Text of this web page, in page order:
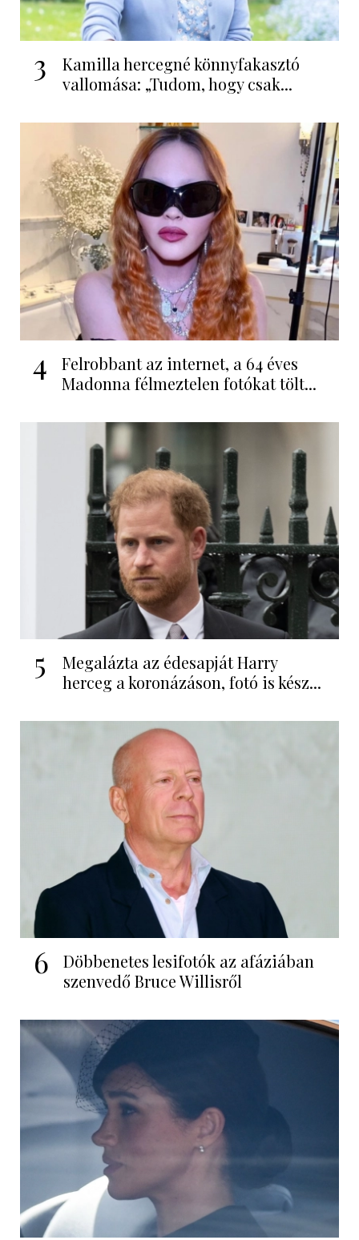
3
Kamilla hercegné könnyfakasztó
vallomása: „Tudom, hogy csak...
4
Felrobbant az internet, a 64 éves
Madonna félmeztelen fotókat tölt...
5
Megalázta az édesapját Harry
herceg a koronázáson, fotó is kész...
6
Döbbenetes lesifotók az afáziában
szenvedő Bruce Willisről